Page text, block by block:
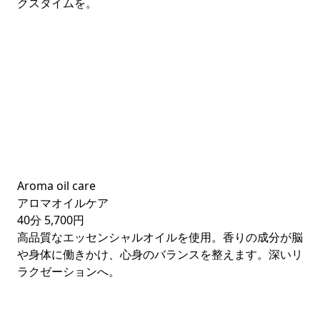
Aroma oil care
アロマオイルケア
40分 5,700円
高品質なエッセンシャルオイルを使用。香りの成分が脳
や身体に働きかけ、心身のバランスを整えます。深いリ
ラクゼーションへ。